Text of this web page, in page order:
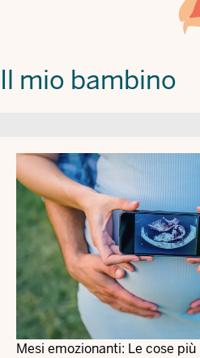
Il mio bambino
Mesi emozionanti: Le cose